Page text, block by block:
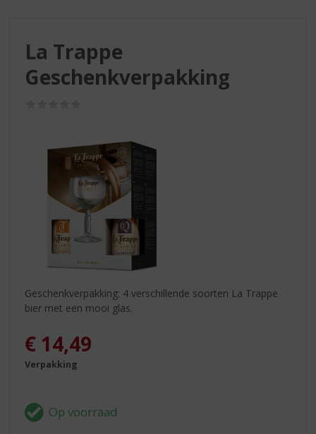
La Trappe
Geschenkverpakking
Geschenkverpakking: 4 verschillende soorten La Trappe
bier met een mooi glas.
€ 14,49
Verpakking